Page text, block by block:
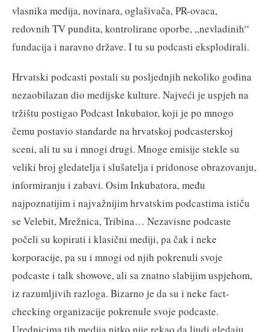
vlasnika medija, novinara, oglašivača, PR-ovaca,
redovnih TV pundita, kontrolirane oporbe, „nevladinih“
fundacija i naravno države. I tu su podcasti eksplodirali.
Hrvatski podcasti postali su posljednjih nekoliko godina
nezaobilazan dio medijske kulture. Najveći je uspjeh na
tržištu postigao Podcast Inkubator, koji je po mnogo
čemu postavio standarde na hrvatskoj podcasterskoj
sceni, ali tu su i mnogi drugi. Mnoge emisije stekle su
veliki broj gledatelja i slušatelja i pridonose obrazovanju,
informiranju i zabavi. Osim Inkubatora, među
najpoznatijim i najvažnijim hrvatskim podcastima ističu
se Velebit, Mrežnica, Tribina… Nezavisne podcaste
počeli su kopirati i klasični mediji, pa čak i neke
korporacije, pa su i mnogi od njih pokrenuli svoje
podcaste i talk showove, ali sa znatno slabijim uspjehom,
iz razumljivih razloga. Bizarno je da su i neke fact-
checking organizacije pokrenule svoje podcaste.
Urednicima tih medija nitko nije rekao da ljudi gledaju